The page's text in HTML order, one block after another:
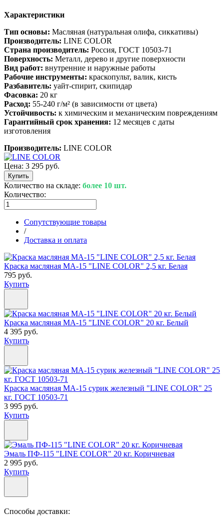
Характеристики
Тип основы: Масляная (натуральная олифа, сиккативы)
Производитель: LINE COLOR
Страна производитель: Россия, ГОСТ 10503-71
Поверхность: Металл, дерево и другие поверхности
Вид работ: внутренние и наружные работы
Рабочие инструменты: краскопульт, валик, кисть
Разбавитель: уайт-спирит, скипидар
Фасовка: 20 кг
Расход: 55-240 г/м² (в зависимости от цвета)
Устойчивость: к химическим и механическим повреждениям
Гарантийный срок хранения: 12 месяцев с даты
изготовления
Производитель: LINE COLOR
Цена: 3 295 руб.
Количество на складе: более 10 шт.
Количество:
Сопутствующие товары
/
Доставка и оплата
Краска масляная МА-15 "LINE COLOR" 2,5 кг. Белая
795 руб.
Купить
Краска масляная МА-15 "LINE COLOR" 20 кг. Белый
4 395 руб.
Купить
Краска масляная МА-15 сурик железный "LINE COLOR" 25
кг. ГОСТ 10503-71
3 995 руб.
Купить
Эмаль ПФ-115 "LINE COLOR" 20 кг. Коричневая
2 995 руб.
Купить
Способы доставки: